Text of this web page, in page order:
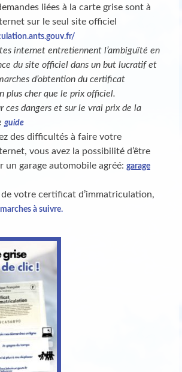
liées à la carte grise sont à
sur le seul site officiel
ants.gouv.fr/
internet entretiennent l’ambiguïté en
du site officiel dans un but lucratif et
d’obtention du certificat
plus cher que le prix officiel.
ces dangers et sur le vrai prix de la
guide
des difficultés à faire votre
vous avez la possibilité d’être
un garage automobile agréé: garage
de votre certificat d’immatriculation,
à suivre.